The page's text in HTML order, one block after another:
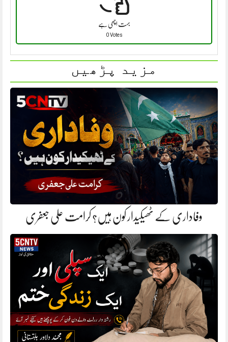
بہت اچھی ہے
0 Votes
مزید پڑھیں
وفاداری کے ٹھیکیدار کون ہیں؟ کرامت علی جعفری